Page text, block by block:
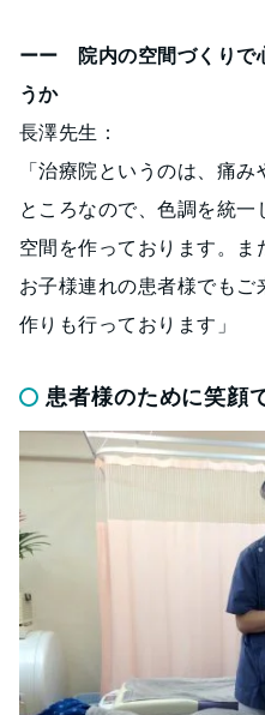
ーー 院内の空間づくりで
うか
長澤先生：
「治療院というのは、痛
ところなので、色調を統
空間を作っております。ま
お子様連れの患者様でも
作りも行っております」
患者様のために笑顔